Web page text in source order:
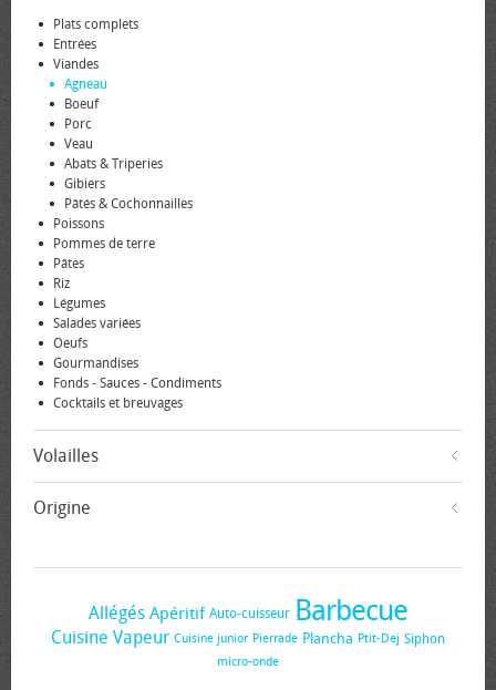
Plats complets
Entrées
Viandes
Agneau
Boeuf
Porc
Veau
Abats & Triperies
Gibiers
Pâtés & Cochonnailles
Poissons
Pommes de terre
Pâtes
Riz
Légumes
Salades variées
Oeufs
Gourmandises
Fonds - Sauces - Condiments
Cocktails et breuvages
Volailles
Origine
Allégés Apéritif Auto-cuisseur Barbecue
Cuisine Vapeur Cuisine junior Pierrade Plancha Ptit-Dej Siphon
micro-onde